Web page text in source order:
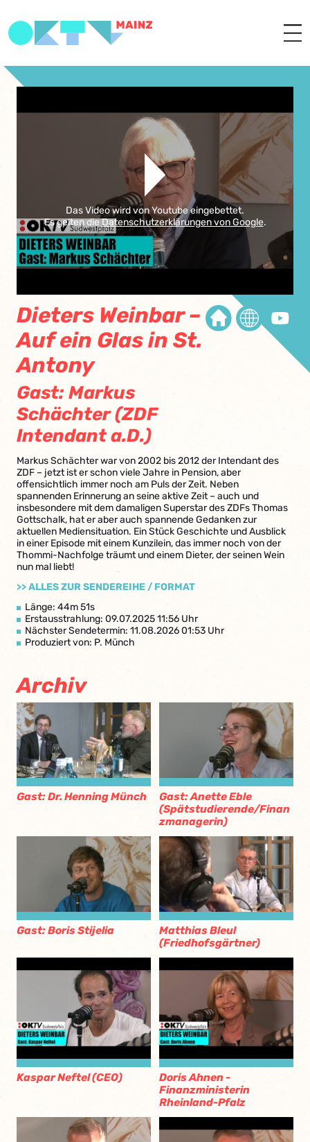
Das Video wird von Youtube eingebettet.
Es gelten dieDatenschutzerklärungen von Google.
Dieters Weinbar –
Auf ein Glas in St.
Antony
Gast: Markus
Schächter (ZDF
Intendant a.D.)
Markus Schächter war von 2002 bis 2012 der Intendant des
ZDF – jetzt ist er schon viele Jahre in Pension, aber
offensichtlich immer noch am Puls der Zeit. Neben
spannenden Erinnerung an seine aktive Zeit – auch und
insbesondere mit dem damaligen Superstar des ZDFs Thomas
Gottschalk, hat er aber auch spannende Gedanken zur
aktuellen Mediensituation. Ein Stück Geschichte und Ausblick
in einer Episode mit einem Kunzilein, das immer noch von der
Thommi-Nachfolge träumt und einem Dieter, der seinen Wein
nun mal liebt!
>> ALLES ZUR SENDEREIHE / FORMAT
Länge: 44m 51s
Erstausstrahlung: 09.07.2025 11:56 Uhr
Nächster Sendetermin: 11.08.2026 01:53 Uhr
Produziert von: P. Münch
Archiv
Gast: Dr. Henning Münch
Gast: Anette Eble
(Spätstudierende/Finan
zmanagerin)
Gast: Boris Stijelia
Matthias Bleul
(Friedhofsgärtner)
Kaspar Neftel (CEO)
Doris Ahnen -
Finanzministerin
Rheinland-Pfalz